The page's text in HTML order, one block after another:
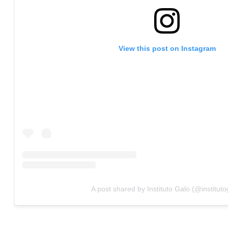
View this post on Instagram
A post shared by Instituto Galo